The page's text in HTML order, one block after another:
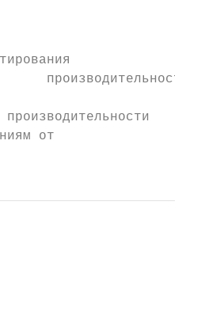
производительности
от